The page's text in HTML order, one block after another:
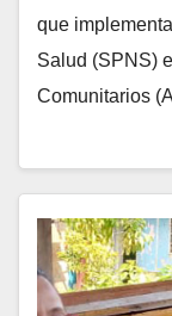
que
Salud (SPNS)
Comunitarios